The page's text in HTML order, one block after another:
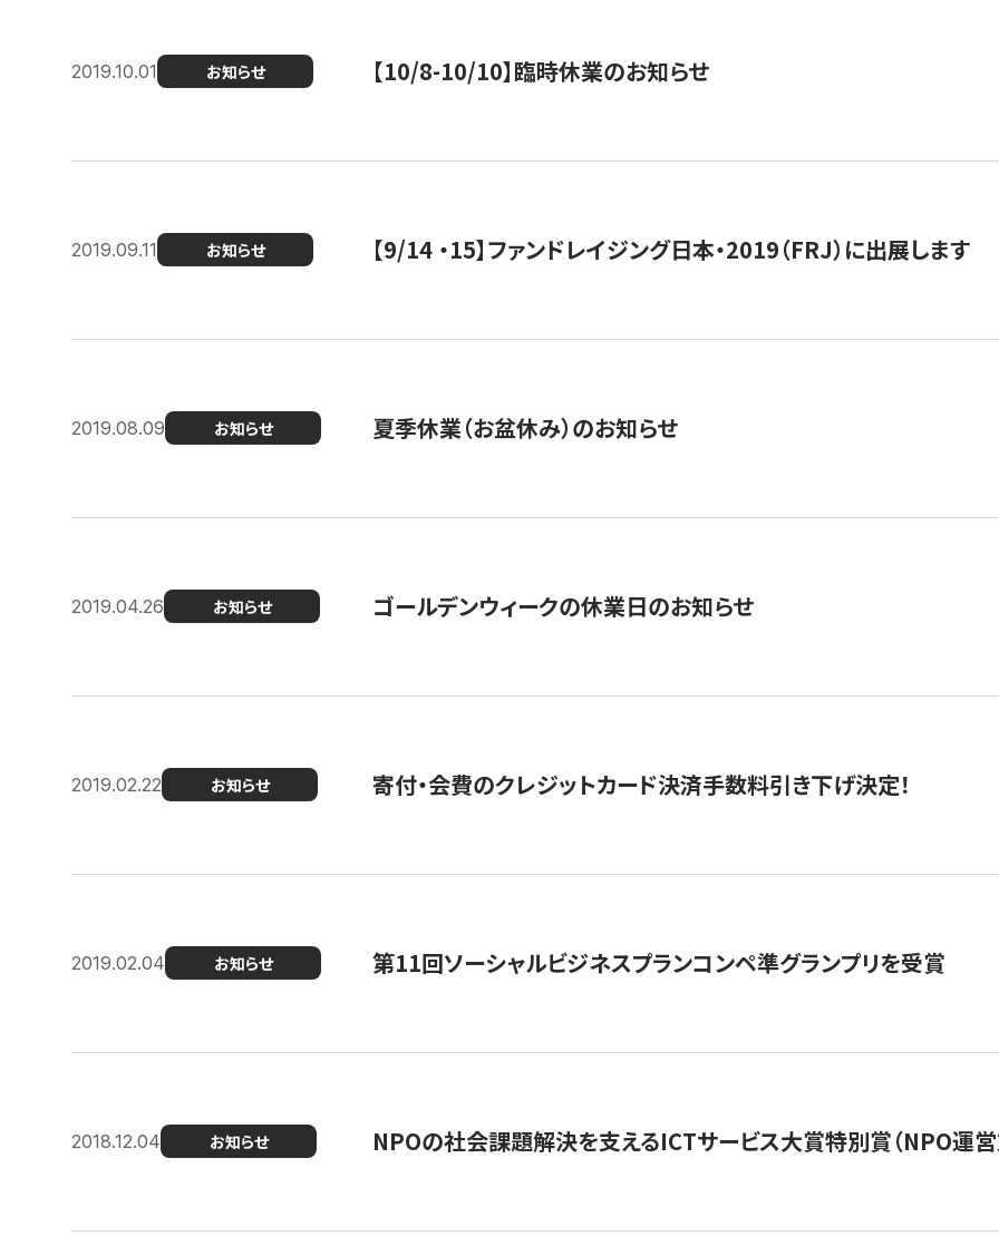
2019.10.01 お知らせ 【10/8-10/10】臨時休業のお知らせ
2019.09.11 お知らせ 【9/14 ・15】ファンドレイジング日本・2019（FRJ）に出展します
2019.08.09 お知らせ 夏季休業（お盆休み）のお知らせ
2019.04.26 お知らせ ゴールデンウィークの休業日のお知らせ
2019.02.22 お知らせ 寄付・会費のクレジットカード決済手数料引き下げ決定！
2019.02.04 お知らせ 第11回ソーシャルビジネスプランコンペ準グランプリを受賞
2018.12.04 お知らせ NPOの社会課題解決を支えるICTサービス大賞特別賞（NPO運